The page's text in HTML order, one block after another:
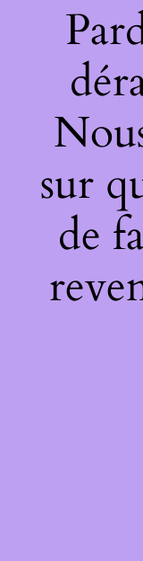
sur
de